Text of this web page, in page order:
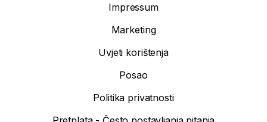
Impressum
Marketing
Uvjeti korištenja
Posao
Politika privatnosti